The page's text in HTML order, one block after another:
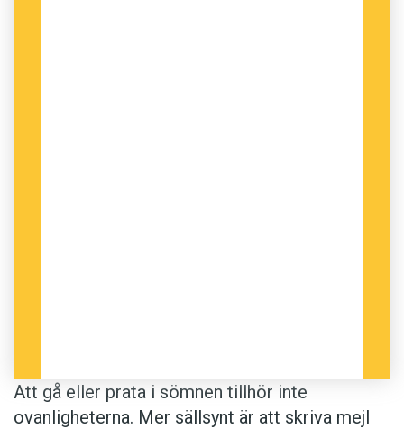
Att gå eller prata i sömnen tillhör inte
ovanligheterna. Mer sällsynt är att skriva mejl